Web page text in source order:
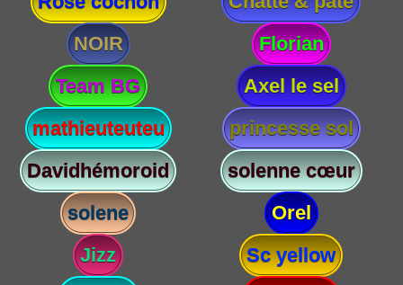
NOIR
Florian
Team BG
Axel le sel
mathieuteuteu
princesse sol
Davidhémoroid
solenne cœur
solene
Orel
Jizz
Sc yellow